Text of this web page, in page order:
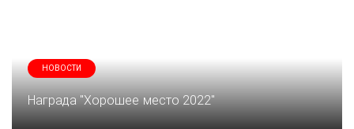
НОВОСТИ
Награда "Хорошее место 2022"